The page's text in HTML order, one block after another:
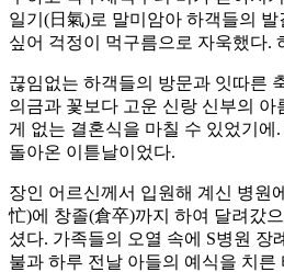
일기(日氣)로 말미암아 하객들의
싶어 걱정이 먹구름으로 자욱했다.
끊임없는 하객들의 방문과 잇따른
의금과 꽃보다 고운 신랑 신부의 아
게 없는 결혼식을 마칠 수 있었기에
돌아온 이튿날이었다.
장인 어르신께서 입원해 계신 병원
忙)에 창졸(倉卒)까지 하여 달려갔
셨다. 가족들의 오열 속에 S병원 장
불과 하루 전날 아들의 예식을 치